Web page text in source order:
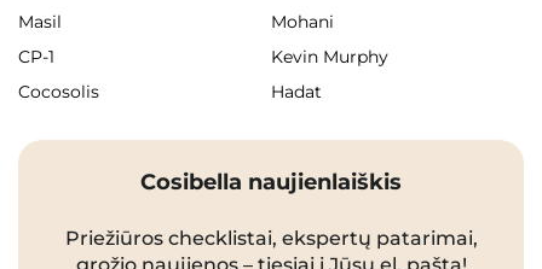
Masil
Mohani
CP-1
Kevin Murphy
Cocosolis
Hadat
Cosibella naujienlaiškis
Priežiūros checklistai, ekspertų patarimai,